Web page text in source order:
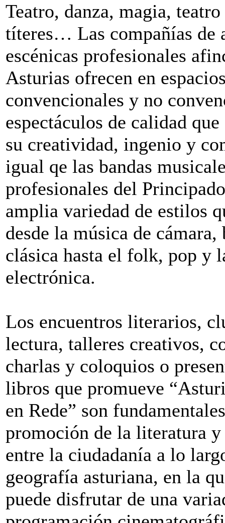
Teatro, danza, magia,
títeres… Las compañías de
escénicas profesionales
Asturias ofrecen en
convencionales y no
espectáculos de calidad
su creatividad, ingenio y
igual qe las bandas
profesionales del
amplia variedad de estilos
desde la música de cámara,
clásica hasta el folk, pop y
electrónica.
Los encuentros literarios,
lectura, talleres creativos,
charlas y coloquios o
libros que promueve
en Rede” son
promoción de la literatura
entre la ciudadanía a lo
geografía asturiana, en la
puede disfrutar de una